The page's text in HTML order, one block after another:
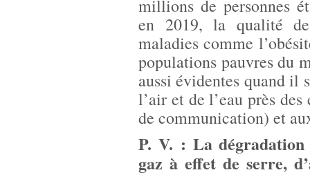
millions de personnes
en 2019, la qualité
maladies comme
populations pauvres du
aussi évidentes quand il
l’air et de l’eau près
de communication) et
P. V. : La dégradation
gaz à effet de serre,